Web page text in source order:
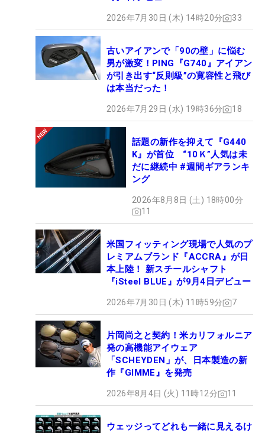
2026年7月30日 (木) 14時20分 33
古いアイアンで「90の壁」に悩む
男が激変！PING『G740』アイアン
が引き出す“反則級”の寛容性と飛び
は本当だった！
2026年7月29日 (水) 19時36分 18
話題の新作を抑えて『G440
K』が首位 “10Ｋ”人気は未
だに継続中 #週間ギアランキ
ング
2026年8月8日 (土) 18時00分
11
米国フィッティング現場で人気のプ
レミアムブランド『ACCRA』が日
本上陸！ 新スチールシャフト
『iSteel BLUE』が9月4日デビュー
2026年7月30日 (木) 11時59分 7
片岡尚之と契約！米カリフォルニア
発の高機能アイウェア
「SCHEYDEN」が、日本製造の新
作『GIMME』を発売
2026年8月4日 (火) 11時12分 11
ウェッジってどれも一緒に見えるけ